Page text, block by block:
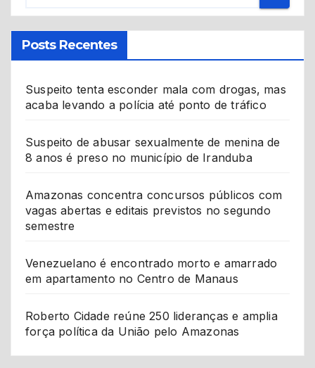
Posts Recentes
Suspeito tenta esconder mala com drogas, mas
acaba levando a polícia até ponto de tráfico
Suspeito de abusar sexualmente de menina de
8 anos é preso no município de Iranduba
Amazonas concentra concursos públicos com
vagas abertas e editais previstos no segundo
semestre
Venezuelano é encontrado morto e amarrado
em apartamento no Centro de Manaus
Roberto Cidade reúne 250 lideranças e amplia
força política da União pelo Amazonas